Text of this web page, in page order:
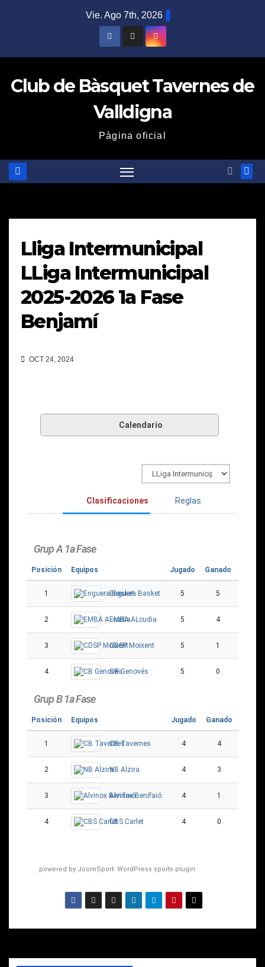
Vie. Ago 7th, 2026
Club de Bàsquet Tavernes de
Valldigna
Pàgina oficial
Lliga Intermunicipal
LLiga Intermunicipal
2025-2026 1a Fase
Benjamí
OCT 24, 2024
Calendario
Clasificaciones Reglas
Grup A 1a Fase
Posición Equipos Jugado Ganado
1 Enguera Basket 5 5
2 EMBA ALcudia 5 4
3 CDSP Moixent 5 1
4 CB Genovés 5 0
Grup B 1a Fase
Posición Equipos Jugado Ganado
1 CB Tavernes 4 4
2 NB Alzira 4 3
3 Alvinox Benifaió 4 1
4 CBS Carlet 4 0
powered by JoomSport: WordPress sports plugin